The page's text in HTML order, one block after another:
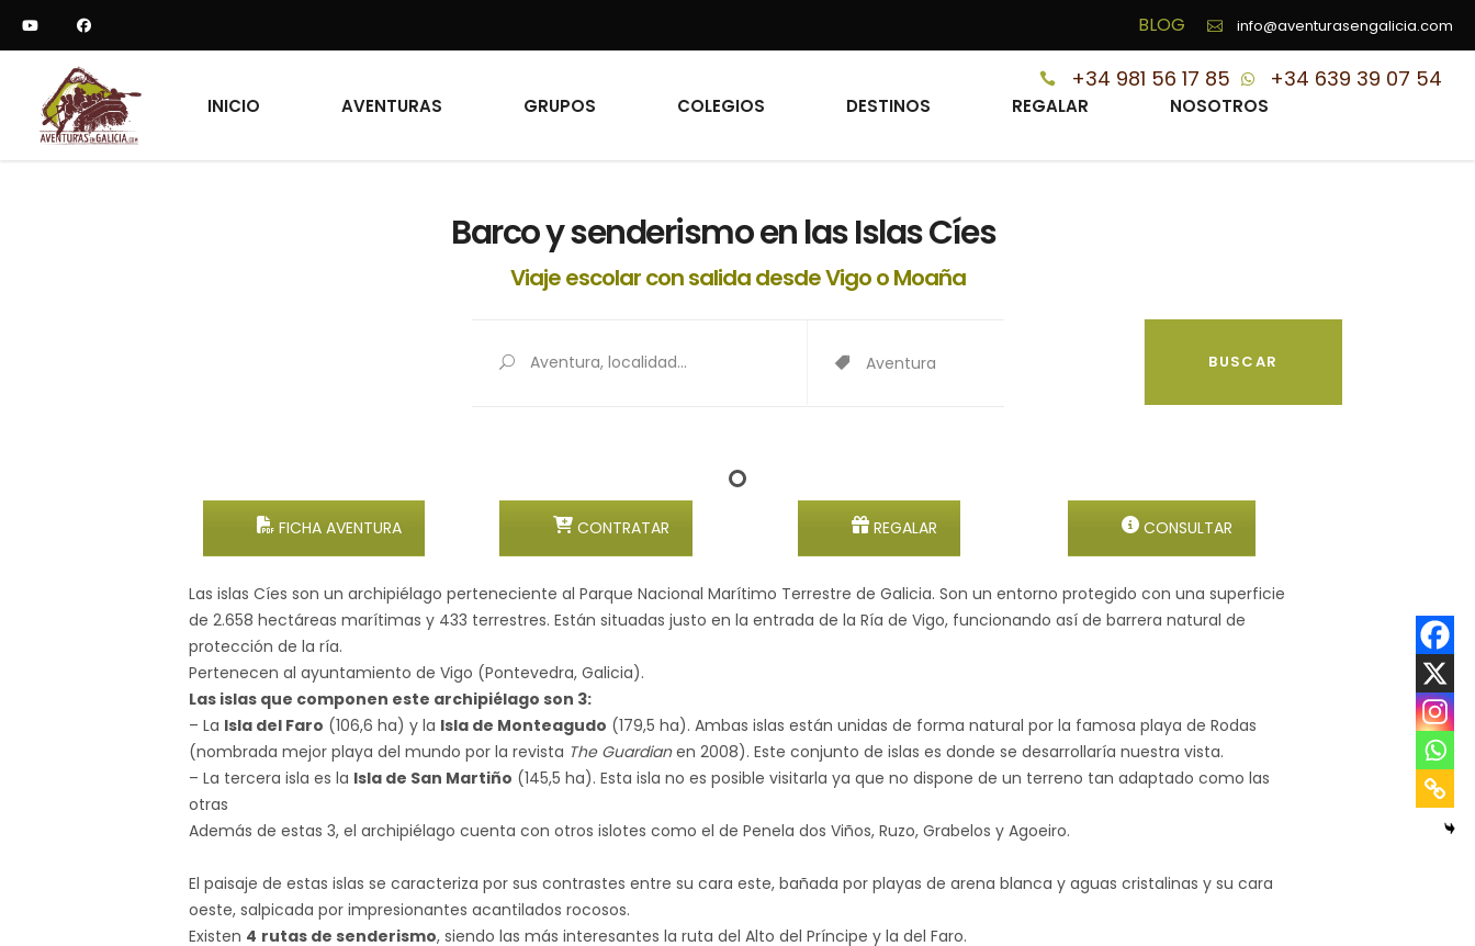
BLOG info@aventurasengalicia.com
INICIO AVENTURAS GRUPOS COLEGIOS DESTINOS REGALAR NOSOTROS
+34 981 56 17 85 +34 639 39 07 54
Barco y senderismo en las Islas Cíes
Viaje escolar con salida desde Vigo o Moaña
Aventura
FICHA AVENTURA CONTRATAR REGALAR CONSULTAR
Las islas Cíes son un archipiélago perteneciente al Parque Nacional Marítimo Terrestre de Galicia. Son un entorno protegido con una superficie
de 2.658 hectáreas marítimas y 433 terrestres. Están situadas justo en la entrada de la Ría de Vigo, funcionando así de barrera natural de
protección de la ría.
Pertenecen al ayuntamiento de Vigo (Pontevedra, Galicia).
Las islas que componen este archipiélago son 3:
– La Isla del Faro (106,6 ha) y la Isla de Monteagudo (179,5 ha). Ambas islas están unidas de forma natural por la famosa playa de Rodas
(nombrada mejor playa del mundo por la revista The Guardianen 2008). Este conjunto de islas es donde se desarrollaría nuestra vista.
– La tercera isla es la Isla de San Martiño (145,5 ha). Esta isla no es posible visitarla ya que no dispone de un terreno tan adaptado como las
otras
Además de estas 3, el archipiélago cuenta con otros islotes como el de Penela dos Viños, Ruzo, Grabelos y Agoeiro.
El paisaje de estas islas se caracteriza por sus contrastes entre su cara este, bañada por playas de arena blanca y aguas cristalinas y su cara
oeste, salpicada por impresionantes acantilados rocosos.
Existen 4 rutas de senderismo, siendo las más interesantes la ruta del Alto del Príncipe y la del Faro.